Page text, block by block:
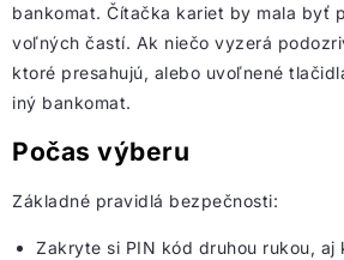
bankomat. Čítačka kariet by mala byť
voľných častí. Ak niečo vyzerá
ktoré presahujú, alebo uvoľnené
iný bankomat.
Počas výberu
Základné pravidlá bezpečnosti:
Zakryte si PIN kód druhou rukou, aj